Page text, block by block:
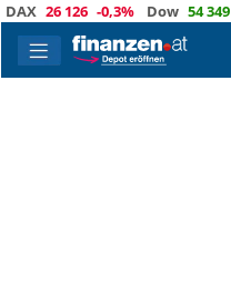
26 126 -0,3% Dow 54 349 0,5%